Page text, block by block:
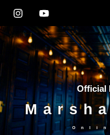
Official